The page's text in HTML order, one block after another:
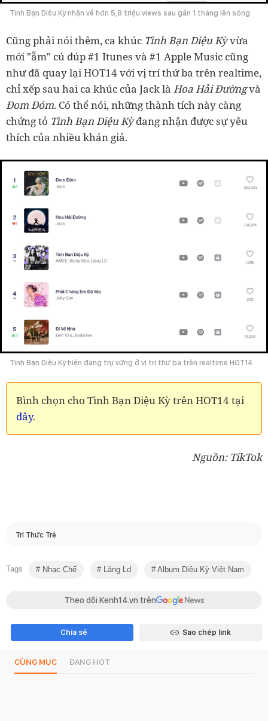
Tình Bạn Diệu Kỳ nhận về hơn 5,8 triệu views sau gần 1 tháng lên sóng
Cũng phải nói thêm, ca khúc Tình Bạn Diệu Kỳvừa
mới "ẵm" cú đúp #1 Itunes và #1 Apple Music cũng
như đã quay lại HOT14 với vị trí thứ ba trên realtime,
chỉ xếp sau hai ca khúc của Jack là Hoa Hải Đườngvà
Đom Đóm. Có thể nói, những thành tích này càng
chứng tỏ Tình Bạn Diệu Kỳđang nhận được sự yêu
thích của nhiều khán giả.
Tình Bạn Diệu Kỳ hiện đang trụ vững ở vị trí thứ ba trên realtime HOT14
Bình chọn cho Tình Bạn Diệu Kỳ trên HOT14 tại
đây.
Nguồn: TikTok
Trí Thức Trẻ
Tags Nhạc Chế Lăng Ld Album Diệu Kỳ Việt Nam
Theo dõi Kenh14.vn trên
Chia sẻ Sao chép link
CÙNG MỤC ĐANG HOT